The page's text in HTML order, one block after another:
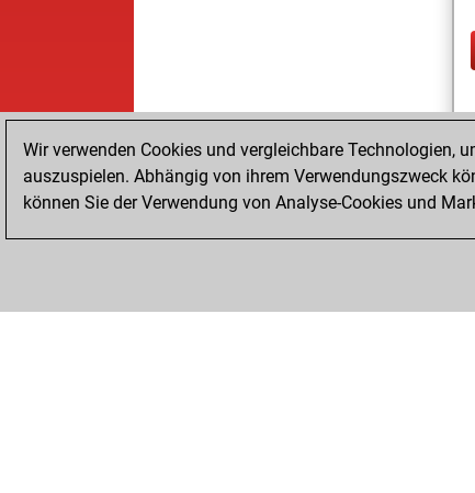
Wir verwenden Cookies und vergleichbare Technologien,
auszuspielen. Abhängig von ihrem Verwendungszweck
können Sie der Verwendung von Analyse-Cookies und